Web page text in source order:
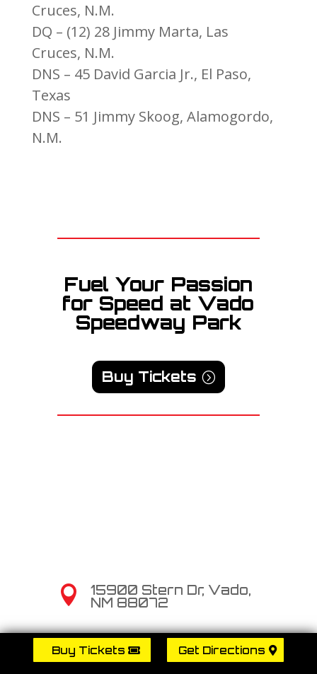
Buy Tickets Get Directions
Cruces, N.M.
DQ – (12) 28 Jimmy Marta, Las
Cruces, N.M.
DNS – 45 David Garcia Jr., El Paso,
Texas
DNS – 51 Jimmy Skoog, Alamogordo,
N.M.
Fuel Your Passion
for Speed at Vado
Speedway Park
Buy Tickets

15900 Stern Dr, Vado,
NM 88072
 575-524-7913